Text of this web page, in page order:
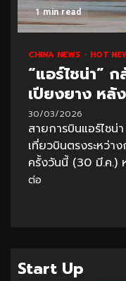
1 min read
CHINA NEWS HOT
“แอร์ไชน่า”
เปียงยาง หลั
30/03/2026
สายการบินแอร์ไชน่
เที่ยวบินตรงระหว่
ครั้งวันนี้ (30 มี.ค.)
ต่อ
Start Up